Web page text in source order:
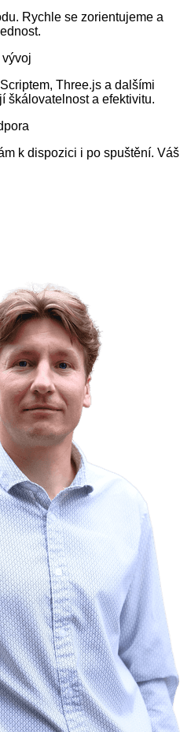
Rychle se zorientujeme a
Three.js a dalšími
škálovatelnost a efektivitu.
k dispozici i po spuštění. Váš